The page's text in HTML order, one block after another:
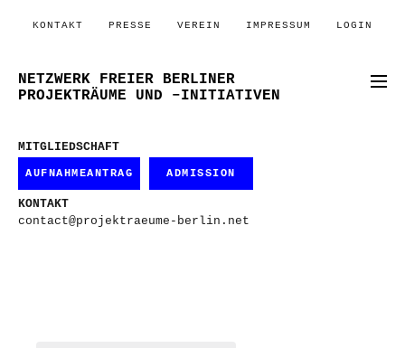
KONTAKT PRESSE VEREIN IMPRESSUM LOGIN
NETZWERK FREIER BERLINER
PROJEKTRÄUME UND –INITIATIVEN
MITGLIEDSCHAFT
AUFNAHMEANTRAG ADMISSION
KONTAKT
contact@projektraeume-berlin.net